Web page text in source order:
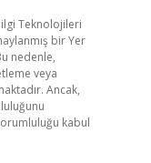
Teknolojileri
bir Yer
nedenle,
veya
Ancak,
kabul